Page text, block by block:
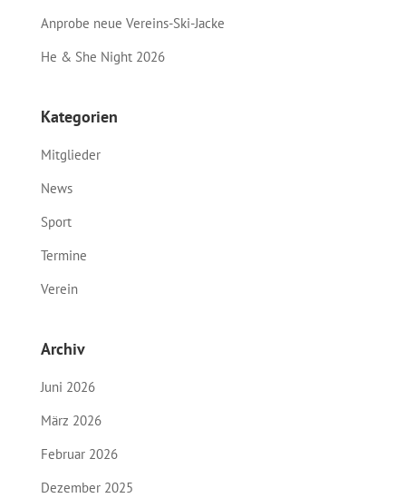
Anprobe neue Vereins-Ski-Jacke
He & She Night 2026
Kategorien
Mitglieder
News
Sport
Termine
Verein
Archiv
Juni 2026
März 2026
Februar 2026
Dezember 2025